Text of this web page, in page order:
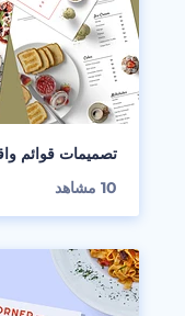
تصميمات قوائم
10 مشاهد